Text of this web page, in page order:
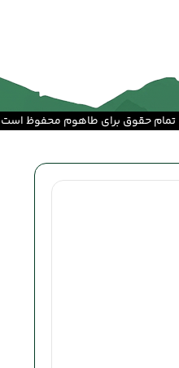
تمام حقوق برای طاهوم محفوظ